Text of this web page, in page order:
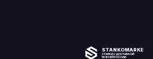
STANKOMARKET
СТАНКИ С ДОСТАВКОЙ
ПО ВСЕЙ РОССИИ